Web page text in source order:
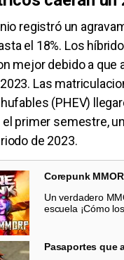
registró un
el 18%. Los
mejor debido a que
Las
(PHEV)
primer semestre,
de 2023.
Corepunk
Un verdadero
escuela ¡Cómo
Pasaportes que